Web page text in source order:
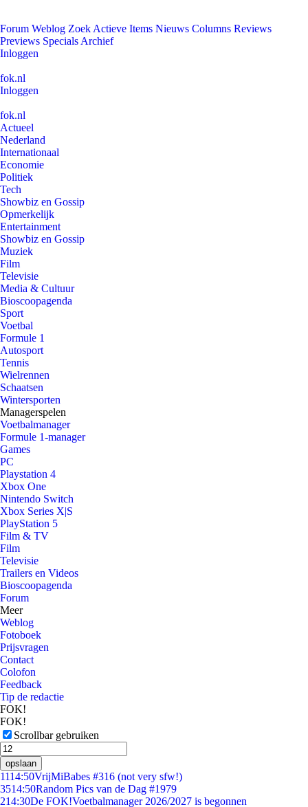
Forum Weblog Zoek Actieve Items Nieuws Columns Reviews
Previews Specials Archief
Inloggen
fok.nl
Inloggen
fok.nl
Actueel
Nederland
Internationaal
Economie
Politiek
Tech
Showbiz en Gossip
Opmerkelijk
Entertainment
Showbiz en Gossip
Muziek
Film
Televisie
Media & Cultuur
Bioscoopagenda
Sport
Voetbal
Formule 1
Autosport
Tennis
Wielrennen
Schaatsen
Wintersporten
Managerspelen
Voetbalmanager
Formule 1-manager
Games
PC
Playstation 4
Xbox One
Nintendo Switch
Xbox Series X|S
PlayStation 5
Film & TV
Film
Televisie
Trailers en Videos
Bioscoopagenda
Forum
Meer
Weblog
Fotoboek
Prijsvragen
Contact
Colofon
Feedback
Tip de redactie
FOK!
FOK!
Scrollbar gebruiken
opslaan
1114:50VrijMiBabes #316 (not very sfw!)
3514:50Random Pics van de Dag #1979
214:30De FOK!Voetbalmanager 2026/2027 is begonnen